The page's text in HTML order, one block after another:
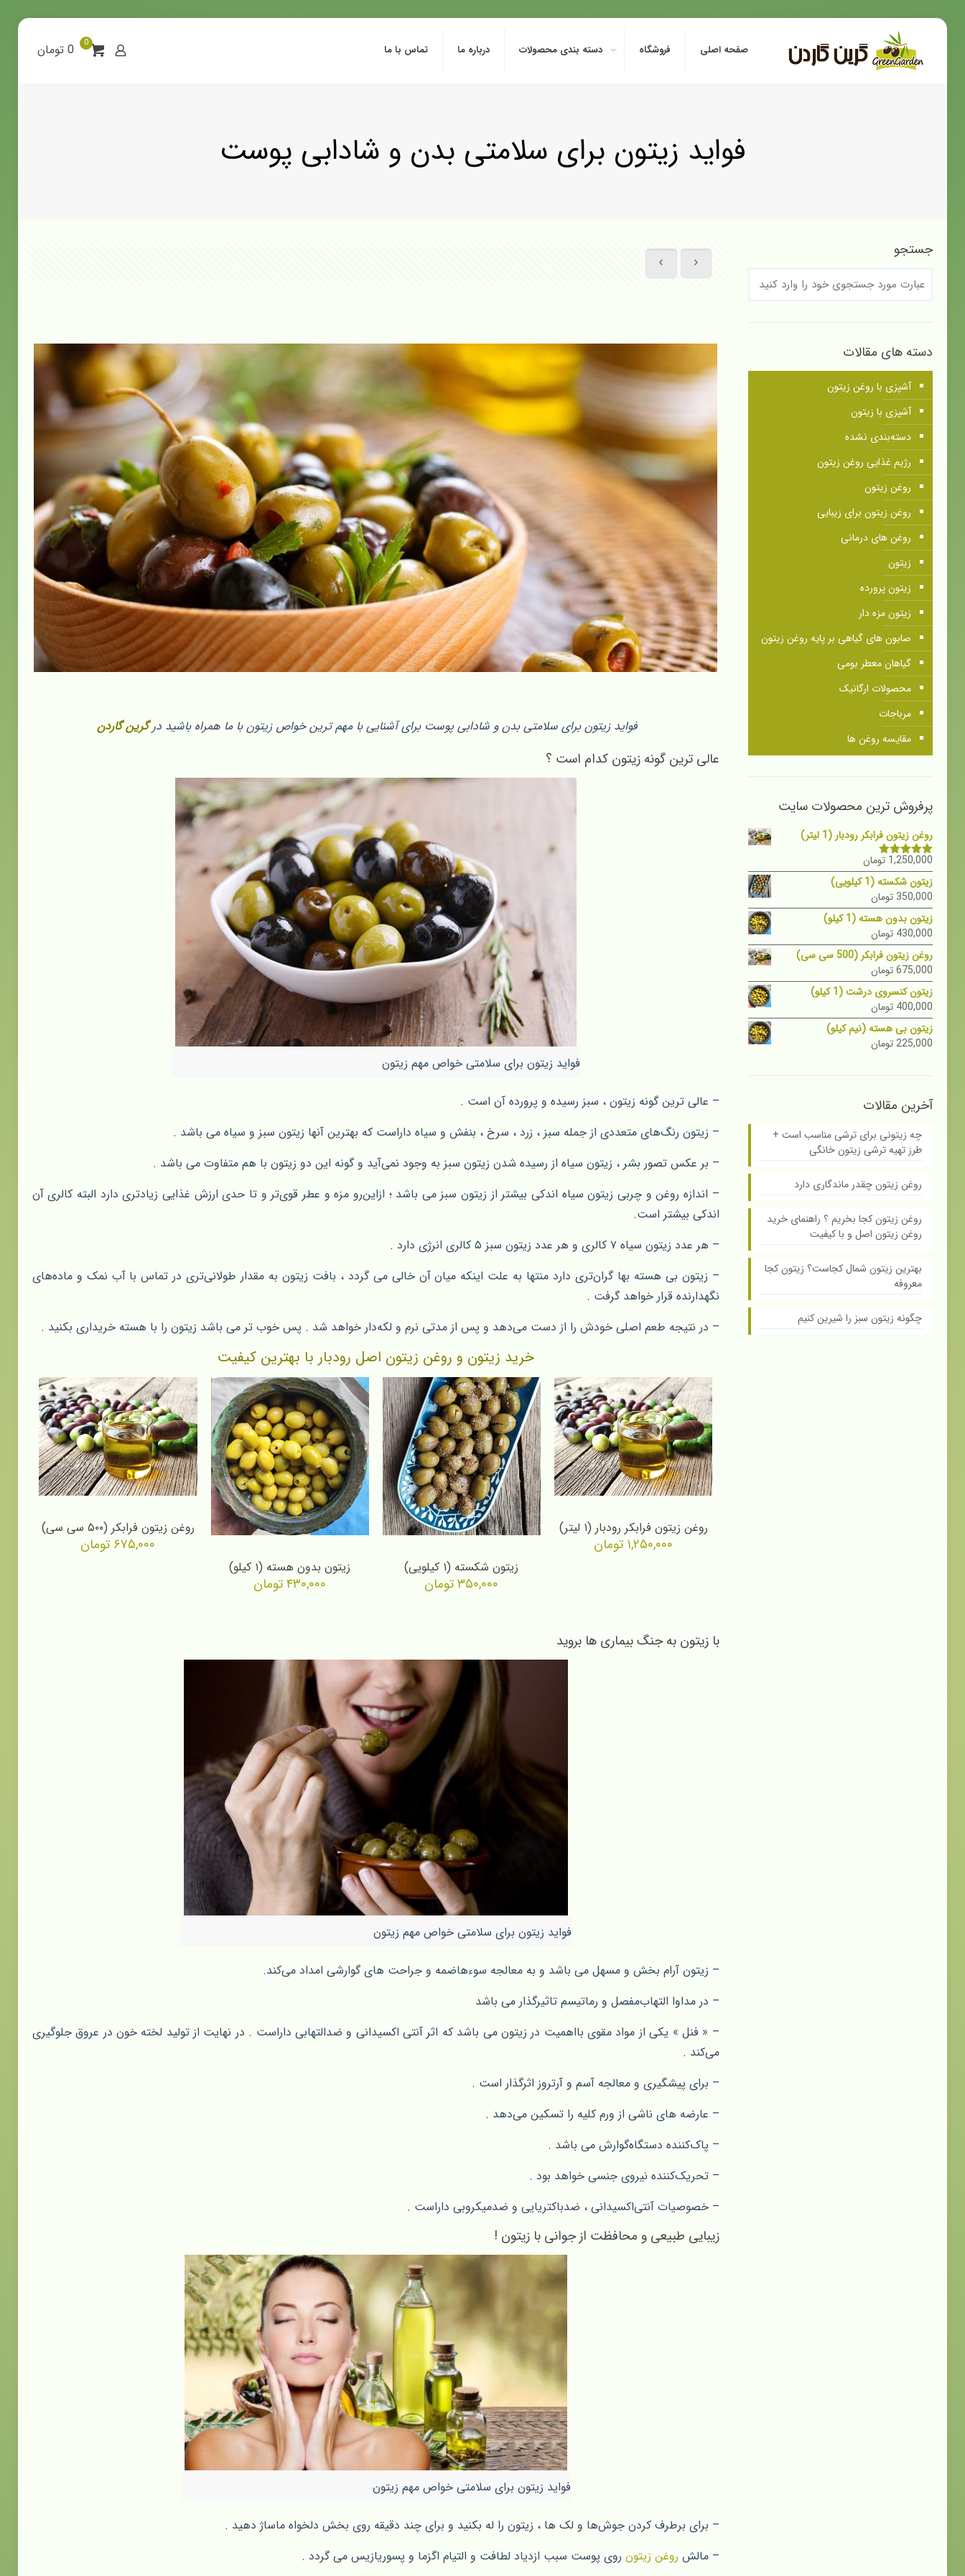
صفحه اصلی فروشگاه دسته بندی محصولات درباره ما تماس با ما 0 0 تومان
فواید زیتون برای سلامتی بدن و شادابی پوست
فواید زیتون برای سلامتی بدن و شادابی پوست برای آشنایی با مهم ترین خواص زیتون با ما همراه باشید درگرین گاردن
عالی ترین گونه زیتون کدام است ؟
فواید زیتون برای سلامتی خواص مهم زیتون
– عالی ترین گونه زیتون ، سبز رسیده و پرورده آن است .
– زیتون رنگ‌های متعددی از جمله سبز ، زرد ، سرخ ، بنفش و سیاه داراست که بهترین آنها زیتون سبز و سیاه‌ می باشد .
– بر عکس تصور بشر ، زیتون سیاه از رسیده شدن زیتون سبز به وجود نمی‌آید و گونه این دو زیتون با هم متفاوت می باشد .
– اندازه روغن و چربی زیتون سیاه‌ اندکی بیشتر‌ از‌ زیتون سبز می باشد ؛ ازاین‌رو مزه و عطر قوی‌تر و تا حدی ارزش‌ غذایی زیادتری دارد البته کالری آن
اندکی بیشتر است.
– هر عدد زیتون سیاه‌ ۷ کالری و هر عدد زیتون سبز ۵ کالری انرژی‌ دارد .
– زیتون بی هسته‌ بها گران‌تری دارد منتها به علت اینکه میان آن خالی می گردد ، بافت‌ زیتون به مقدار طولانی‌تری در تماس‌ با آب نمک و ماده‌های
نگهدارنده قرار خواهد گرفت .
– در نتیجه طعم اصلی خودش را از دست می‌دهد و پس از مدتی نرم و لکه‌دار خواهد شد . پس خوب تر می باشد زیتون را با هسته‌ خریداری بکنید .
خرید زیتون و روغن زیتون اصل رودبار با بهترین کیفیت
روغن زیتون فرابکر رودبار (۱ لیتر)
۱,۲۵۰,۰۰۰ تومان
زیتون شکسته (۱ کیلویی)
۳۵۰,۰۰۰تومان
زیتون بدون هسته (۱ کیلو)
۴۳۰,۰۰۰تومان
روغن زیتون فرابکر (۵۰۰ سی سی)
۶۷۵,۰۰۰ تومان
با زیتون به جنگ بیماری ها بروید
فواید زیتون برای سلامتی خواص مهم زیتون
– زیتون آرام بخش‌ و مسهل می باشد و به معالجه سوء‌هاضمه و جراحت های گوارشی امداد می‌کند.
– در مداوا التهاب‌مفصل و رماتیسم تاثیرگذار می باشد
– « فنل » یکی از مواد مقوی بااهمیت در زیتون می باشد که اثر‌ آنتی ‌اکسیدانی و ضدالتهابی داراست . در نهایت از تولید لخته‌ خون در عروق جلوگیری
می‌کند .
– برای پیشگیری و معالجه آسم و آرتروز اثرگذار است .
– عارضه های ناشی از ورم‌ کلیه‌ را تسکین می‌دهد .
– پاک‌کننده دستگاه‌گوارش می باشد .
– تحریک‌کننده نیروی جنسی خواهد بود .
– خصوصیات آنتی‌اکسیدانی ، ضدباکتریایی و ضدمیکروبی داراست .
زیبایی طبیعی‌ و محافظت از جوانی با زیتون !
فواید زیتون برای سلامتی خواص مهم زیتون
– برای برطرف کردن جوش‌ها و لک ها ، زیتون را له بکنید و برای چند دقیقه روی بخش دلخواه ماساژ دهید .
– مالش روغن زیتون روی پوست‌ سبب ازدیاد لطافت و التیام اگزما و پسوریازیس می گردد .
جستجو
دسته های مقالات
آشپزی با روغن زیتون
آشپزی با زیتون
دسته‌بندی نشده
رژیم غذایی روغن زیتون
روغن زیتون
روغن زیتون برای زیبایی
روغن های درمانی
زیتون
زیتون پرورده
زیتون مزه دار
صابون های گیاهی بر پایه روغن زیتون
گیاهان معطر بومی
محصولات ارگانیک
مرباجات
مقایسه روغن ها
پرفروش ترین محصولات سایت
روغن زیتون فرابکر رودبار (1 لیتر)
نمره5.00
از 5
1,250,000 تومان
زیتون شکسته (1 کیلویی)
350,000 تومان
زیتون بدون هسته (1 کیلو)
430,000 تومان
روغن زیتون فرابکر (500 سی سی)
675,000تومان
زیتون کنسروی درشت (1 کیلو)
400,000 تومان
زیتون بی هسته (نیم کیلو)
225,000تومان
آخرین مقالات
چه زیتونی برای ترشی مناسب است +
طرز تهیه ترشی زیتون خانگی
روغن زیتون چقدر ماندگاری دارد
روغن زیتون کجا بخریم ؟ راهنمای خرید
روغن زیتون اصل و با کیفیت
بهترین زیتون شمال کجاست؟ زیتون کجا
معروفه
چگونه زیتون سبز را شیرین کنیم